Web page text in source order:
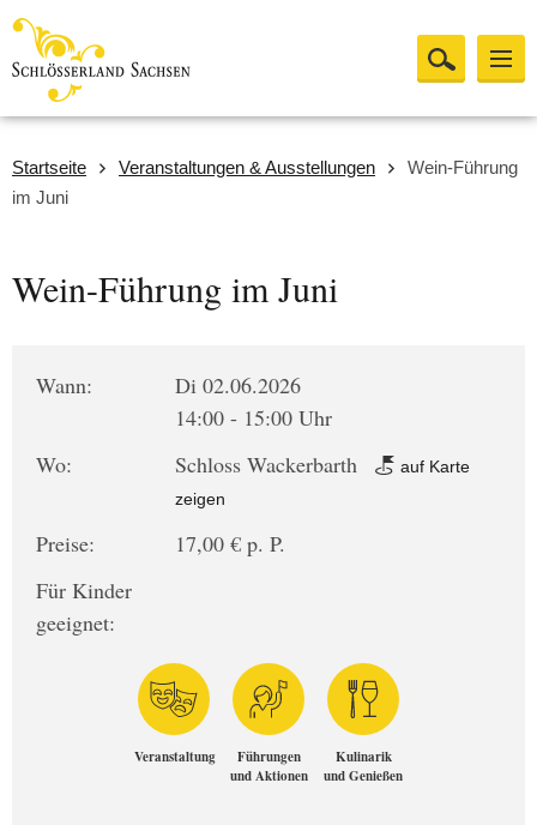
Startseite Veranstaltungen & Ausstellungen
Wein-Führung
im Juni
Wein-Führung im Juni
Wann:
Di 02.06.2026
14:00 - 15:00 Uhr
Wo:
Schloss Wackerbarth
auf Karte
zeigen
Preise:
17,00 € p. P.
Für Kinder
geeignet:
Veranstaltung
Führungen
und Aktionen
Kulinarik
und Genießen